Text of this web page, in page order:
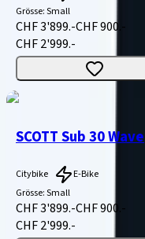
Grösse:Small
CHF 3'899.-CHF 900.-
CHF 2'999.-
SCOTT Sub 30 Wave
Citybike
E-Bike
Grösse:Small
CHF 3'899.-CHF 900.-
CHF 2'999.-